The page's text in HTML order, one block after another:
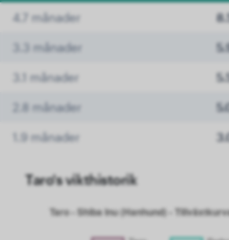
4.7 månader
3.3 månader
3.1 månader
2.8 månader
1.9 månader
Taro's vikthistorik